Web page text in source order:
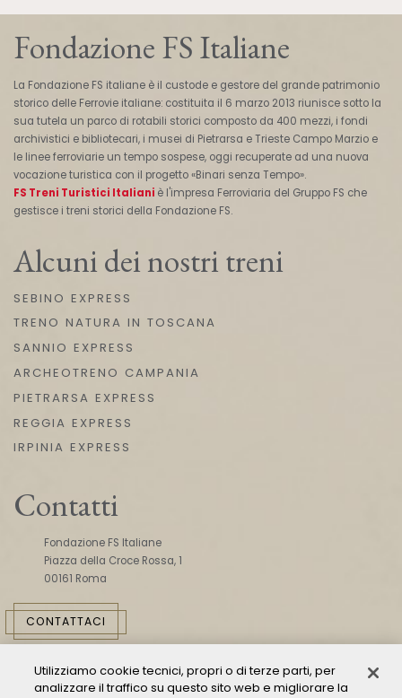
Fondazione FS Italiane
La Fondazione FS italiane è il custode e gestore del grande patrimonio
storico delle Ferrovie italiane: costituita il 6 marzo 2013 riunisce sotto la
sua tutela un parco di rotabili storici composto da 400 mezzi, i fondi
archivistici e bibliotecari, i musei di Pietrarsa e Trieste Campo Marzio e
le linee ferroviarie un tempo sospese, oggi recuperate ad una nuova
vocazione turistica con il progetto «Binari senza Tempo».
FS Treni Turistici Italiani è l'impresa Ferroviaria del Gruppo FS che
gestisce i treni storici della Fondazione FS.
Alcuni dei nostri treni
SEBINO EXPRESS
TRENO NATURA IN TOSCANA
SANNIO EXPRESS
ARCHEOTRENO CAMPANIA
PIETRARSA EXPRESS
REGGIA EXPRESS
IRPINIA EXPRESS
Contatti
Fondazione FS Italiane
Piazza della Croce Rossa, 1
00161 Roma
CONTATTACI
Utilizziamo cookie tecnici, propri o di terze parti, per
analizzare il traffico su questo sito web e migliorare la